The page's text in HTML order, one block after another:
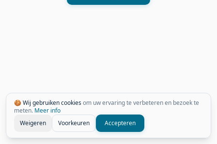
🍪 Wij gebruiken cookiesom uw ervaring te verbeteren en bezoek te
meten. Meer info
Weigeren
Voorkeuren Accepteren